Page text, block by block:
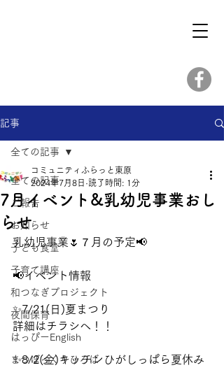
記事
全ての記事
ご報告
お知らせ
子ども食堂
子育て講座
和つなぎプロジェクト
夜間保育
はっぴーEnglish
まつぼっくりひろば
全ての記事
7月イベント&乳幼児事業おし
らせ
コミュニティふらっと東原
2024年7月8日 読了時間: 1分
乳幼児事業🌷７月の予定📢
📢イベント情報
✨7/21(日)夏まつり
詳細はチラシへ！！
✨8/2(金)キッチンひがしっぱら夏休み